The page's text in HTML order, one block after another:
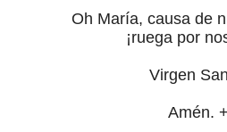
Oh María, causa de
¡ruega por
Virgen
Amén. +